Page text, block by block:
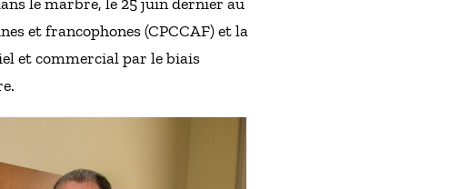
et francophones (CPCCAF) et la
et commercial par le biais